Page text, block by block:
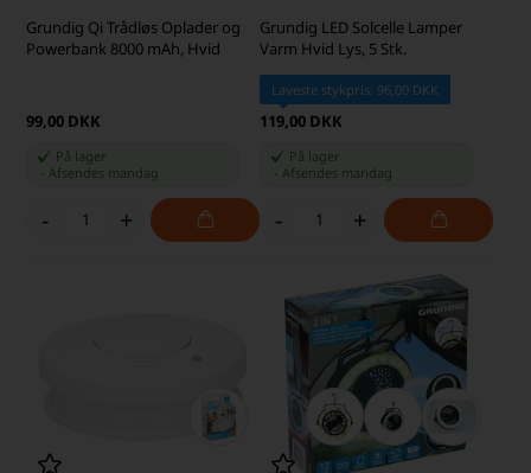
Grundig Qi Trådløs Oplader og
Powerbank 8000 mAh, Hvid
99,00 DKK
På lager
Afsendes mandag
- +
Grundig LED Solcelle Lamper
Varm Hvid Lys, 5 Stk.
Laveste stykpris: 96,00 DKK
119,00 DKK
På lager
Afsendes mandag
- +